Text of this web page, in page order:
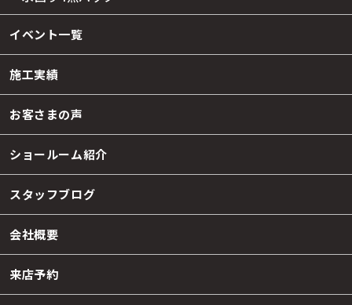
イベント一覧
施工実績
お客さまの声
ショールーム紹介
スタッフブログ
会社概要
来店予約